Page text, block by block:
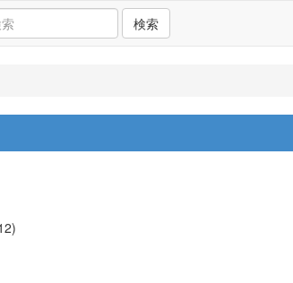
検索